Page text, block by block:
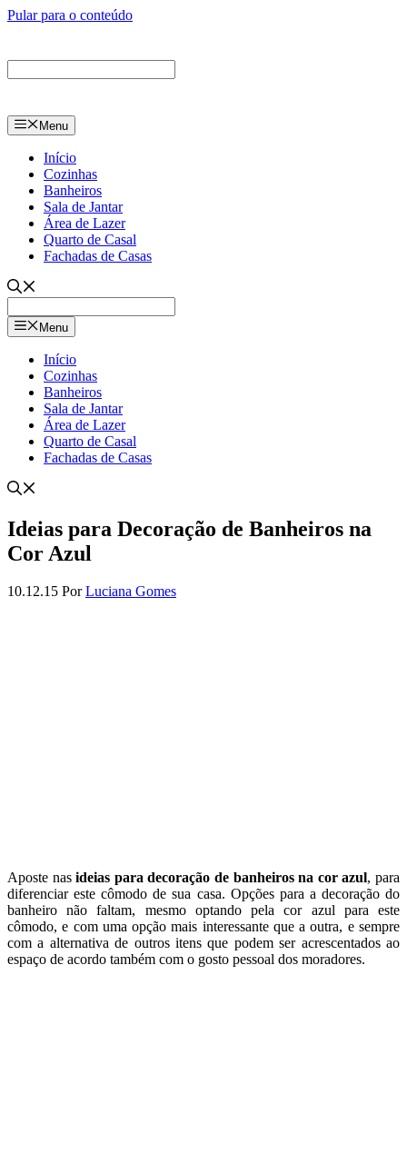
Pular para o conteúdo
Menu
Início
Cozinhas
Banheiros
Sala de Jantar
Área de Lazer
Quarto de Casal
Fachadas de Casas
Menu
Início
Cozinhas
Banheiros
Sala de Jantar
Área de Lazer
Quarto de Casal
Fachadas de Casas
Ideias para Decoração de Banheiros na
Cor Azul
10.12.15 PorLuciana Gomes
Aposte nasideias para decoração de banheiros na cor azul, para
diferenciar este cômodo de sua casa. Opções para a decoração do
banheiro não faltam, mesmo optando pela cor azul para este
cômodo, e com uma opção mais interessante que a outra, e sempre
com a alternativa de outros itens que podem ser acrescentados ao
espaço de acordo também com o gosto pessoal dos moradores.